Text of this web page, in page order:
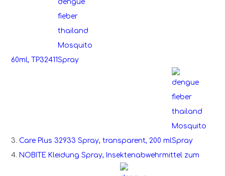
60ml, TP32411
3. Care Plus 32933 Spray, transparent, 200 ml
4. NOBITE Kleidung Spray, Insektenabwehrmittel zum